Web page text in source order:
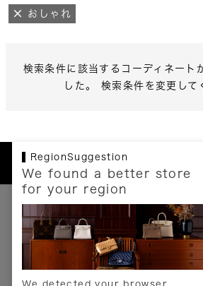
おしゃれ
検索条件に該当するコーディネート
した。 検索条件を変更して
RegionSuggestion
We found a better store
for your region
お支払いについて
配送について
送料について
返品について